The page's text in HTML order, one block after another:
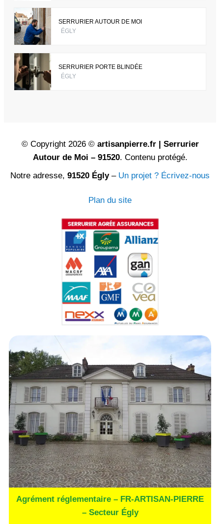
SERRURIER AUTOUR DE MOI
ÉGLY
SERRURIER PORTE BLINDÉE
ÉGLY
© Copyright 2026 © artisanpierre.fr | Serrurier
Autour de Moi – 91520. Contenu protégé.
Notre adresse, 91520 Égly– Un projet ? Écrivez-nous
Plan du site
Agrément réglementaire – FR-ARTISAN-PIERRE
– Secteur Égly